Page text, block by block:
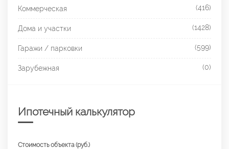
Коммерческая (416)
Дома и участки (1428)
Гаражи / парковки (599)
Зарубежная (0)
Ипотечный калькулятор
Стоимость объекта (руб.)